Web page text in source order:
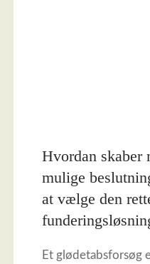
Hvordan skaber
mulige
at vælge den
Et glødetabsforsøg